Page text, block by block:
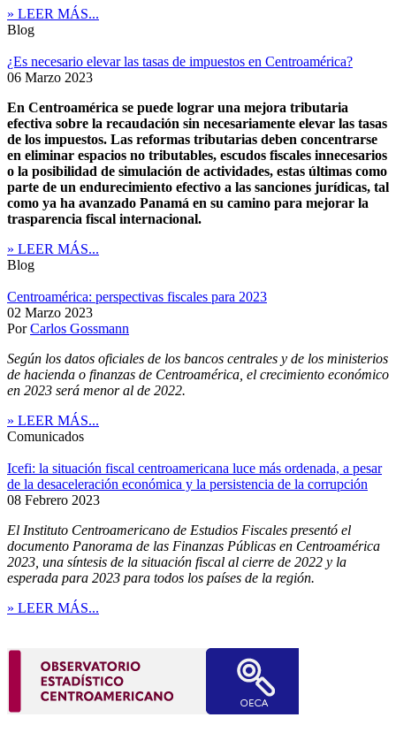
» LEER MÁS...
Blog
¿Es necesario elevar las tasas de impuestos en Centroamérica?
06 Marzo 2023
En Centroamérica se puede lograr una mejora tributaria
efectiva sobre la recaudación sin necesariamente elevar las tasas
de los impuestos. Las reformas tributarias deben concentrarse
en eliminar espacios no tributables, escudos fiscales innecesarios
o la posibilidad de simulación de actividades, estas últimas como
parte de un endurecimiento efectivo a las sanciones jurídicas, tal
como ya ha avanzado Panamá en su camino para mejorar la
trasparencia fiscal internacional.
» LEER MÁS...
Blog
Centroamérica: perspectivas fiscales para 2023
02 Marzo 2023
PorCarlos Gossmann
Según los datos oficiales de los bancos centrales y de los ministerios
de hacienda o finanzas de Centroamérica, el crecimiento económico
en 2023 será menor al de 2022.
» LEER MÁS...
Comunicados
Icefi: la situación fiscal centroamericana luce más ordenada, a pesar
de la desaceleración económica y la persistencia de la corrupción
08 Febrero 2023
El Instituto Centroamericano de Estudios Fiscales presentó el
documento Panorama de las Finanzas Públicas en Centroamérica
2023, una síntesis de la situación fiscal al cierre de 2022 y la
esperada para 2023 para todos los países de la región.
» LEER MÁS...